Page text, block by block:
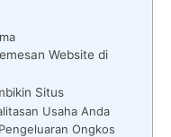
Website di
Situs
Usaha Anda
Ongkos